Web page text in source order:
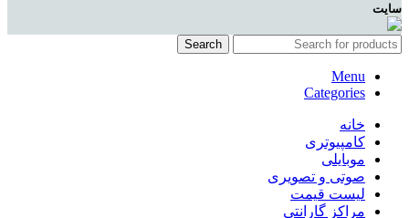
سایت
Search
Menu
Categories
خانه
کامپیوتری
موبایلی
صوتی و تصویری
لیست قیمت
مراکز گارانتی